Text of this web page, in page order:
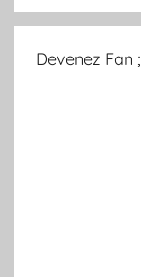
Devenez Fan